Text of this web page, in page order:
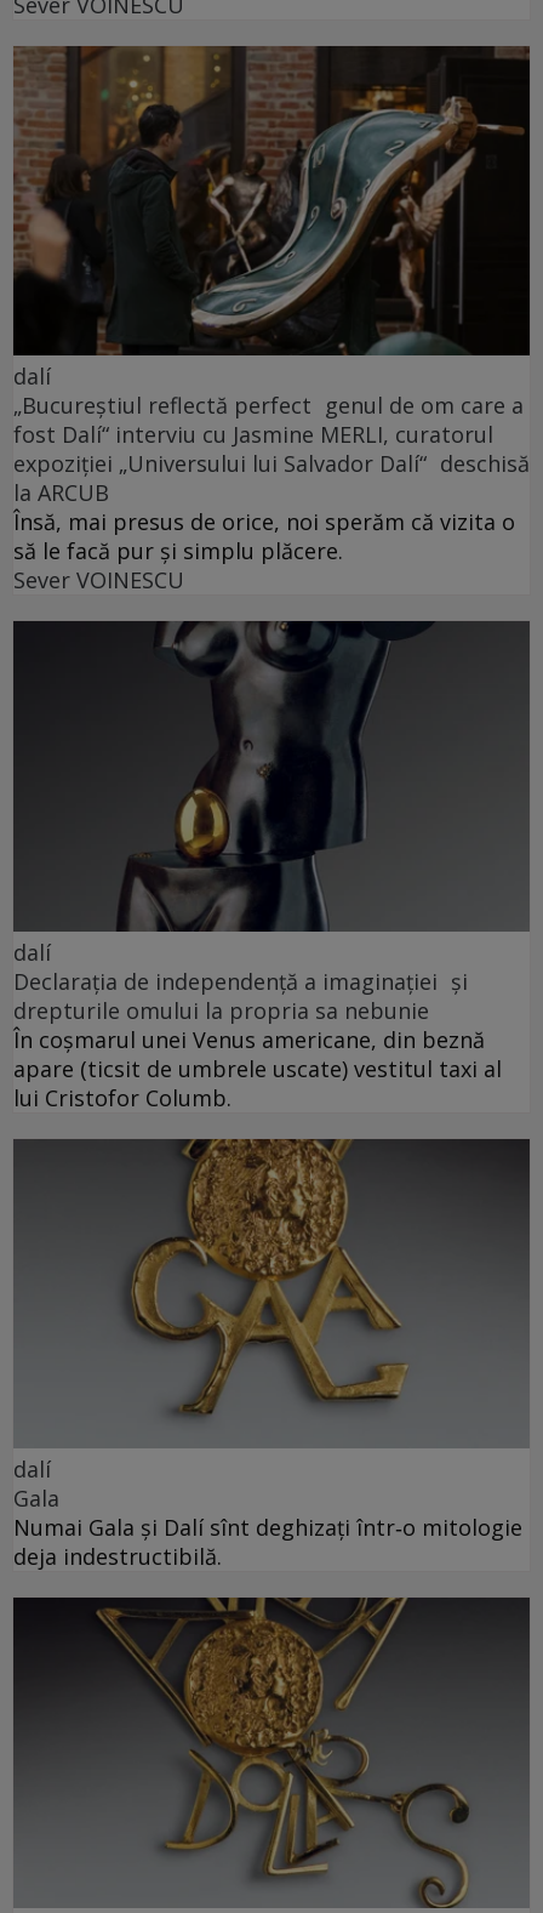
dalí
„Bucureștiul reflectă perfect genul de om care a
fost Dalí“ interviu cu Jasmine MERLI, curatorul
expoziției „Universului lui Salvador Dalí“ deschisă
la ARCUB
Însă, mai presus de orice, noi sperăm că vizita o
să le facă pur și simplu plăcere.
Sever VOINESCU
dalí
Declarația de independență a imaginației și
drepturile omului la propria sa nebunie
În coșmarul unei Venus americane, din beznă
apare (ticsit de umbrele uscate) vestitul taxi al
lui Cristofor Columb.
dalí
Gala
Numai Gala și Dalí sînt deghizați într‑o mitologie
deja indestructibilă.